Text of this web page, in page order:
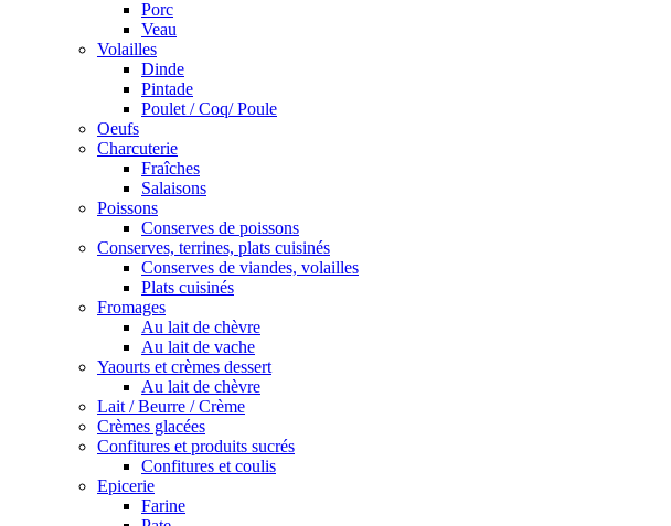
Porc
Veau
Volailles
Dinde
Pintade
Poulet / Coq/ Poule
Oeufs
Charcuterie
Fraîches
Salaisons
Poissons
Conserves de poissons
Conserves, terrines, plats cuisinés
Conserves de viandes, volailles
Plats cuisinés
Fromages
Au lait de chèvre
Au lait de vache
Yaourts et crèmes dessert
Au lait de chèvre
Lait / Beurre / Crème
Crèmes glacées
Confitures et produits sucrés
Confitures et coulis
Epicerie
Farine